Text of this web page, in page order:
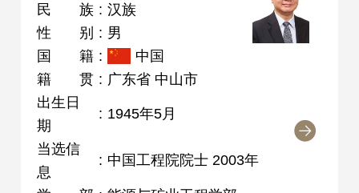
民族 : 汉族
性别 : 男
国籍 :
中国
籍贯 : 广东省 中山市
出生日
期
: 1945年5月
当选信
息
: 中国工程院院士 2003年